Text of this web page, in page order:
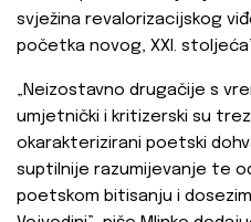
svježina revalorizacijskog
početka novog, XXI.
„Neizostavno drugačije s
umjetnički i kritizerski su
okarakterizirani poetski
suptilnije razumijevanje te
poetskom bitisanju i